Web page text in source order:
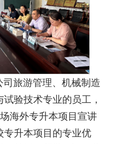
旅游管理、机械制造
验技术专业的员工，
海外专升本项目宣讲
专升本项目的专业优